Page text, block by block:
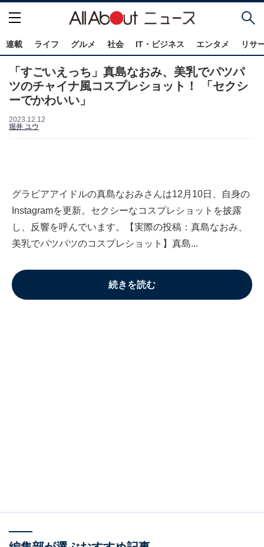
連載 ライフ グルメ 社会 IT・ビジネス エンタメ リサ
「すごいえっち」真島なおみ、美乳でパツパ
ツのチャイナ風コスプレショット！ 「セクシ
ーでかわいい」
2023.12.12
堀井 ユウ
グラビアアイドルの真島なおみさんは12月10日、自身の
Instagramを更新。セクシーなコスプレショットを披露
し、反響を呼んでいます。【実際の投稿：真島なおみ、
美乳でパツパツのコスプレショット】真島...
続きを読む